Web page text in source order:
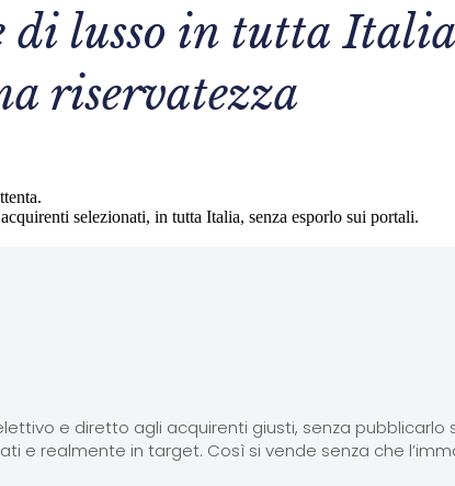
di lusso in tutta
riservatezza
selezionati, in tutta Italia, senza esporlo sui portali.
e diretto agli acquirenti giusti, senza
e realmente in target. Così si vende senza che